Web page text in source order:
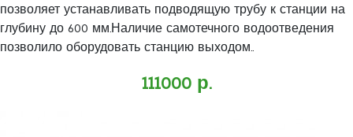
позволяет устанавливать подводящую трубу к станции на
глубину до 600 мм.Наличие самотечного водоотведения
позволило оборудовать станцию выходом..
111000 р.